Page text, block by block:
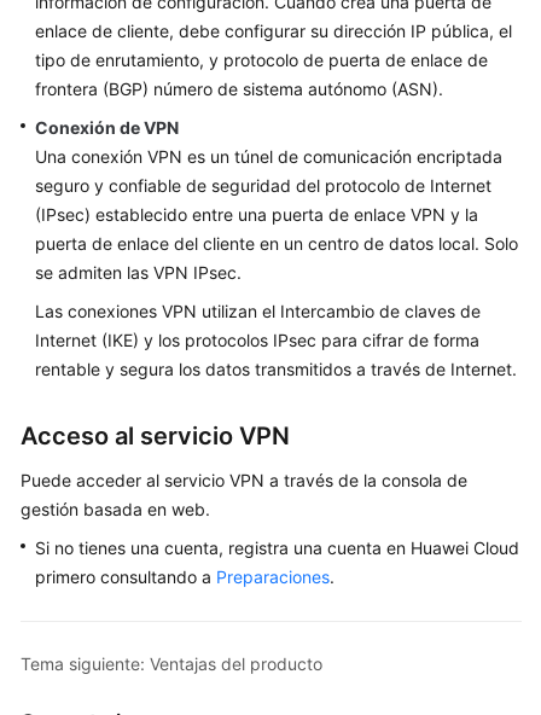
la
Actualmente,
el
contenido
está
idioma
seleccionado.
Sugerimos
versión
en
What's
New
enlace de cliente, debe configurar su dirección IP pública, el
tipo de enrutamiento, y protocolo de puerta de enlace de
frontera (BGP) número de sistema autónomo (ASN).
Conexión de VPN
Una conexión VPN es un túnel de comunicación encriptada
seguro y confiable de seguridad del protocolo de Internet
(IPsec) establecido entre una puerta de enlace VPN y la
puerta de enlace del cliente en un centro de datos local. Solo
se admiten las VPN IPsec.
Las conexiones VPN utilizan el Intercambio de claves de
Internet (IKE) y los protocolos IPsec para cifrar de forma
rentable y segura los datos transmitidos a través de Internet.
Acceso al servicio VPN
Puede acceder al servicio VPN a través de la consola de
gestión basada en web.
Si no tienes una cuenta, registra una cuenta en Huawei Cloud
primero consultando a Preparaciones.
Tema siguiente: Ventajas del producto